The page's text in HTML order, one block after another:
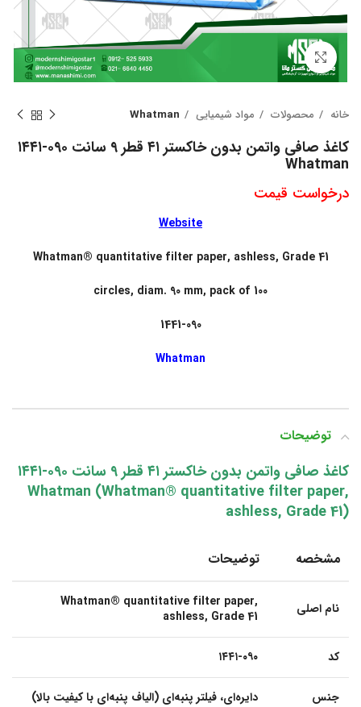
بزرگنمایی تصویر
خانه محصولات مواد شیمیایی Whatman
کاغذ صافی واتمن بدون خاکستر ۴۱ قطر ۹ سانت ۰۹۰-۱۴۴۱
Whatman
درخواست قیمت
Website
Whatman® quantitative filter paper, ashless, Grade 41
circles, diam. 90 mm, pack of 100
1441-090
Whatman
توضیحات
کاغذ صافی واتمن بدون خاکستر ۴۱ قطر ۹ سانت ۰۹۰-۱۴۴۱
Whatman (Whatman® quantitative filter paper,
ashless, Grade 41)
مشخصه توضیحات
نام اصلی
Whatman® quantitative filter paper,
ashless, Grade 41
کد ۱۴۴۱-۰۹۰
جنس دایره‌ای، فیلتر پنبه‌ای (الیاف پنبه‌ای با کیفیت بالا)